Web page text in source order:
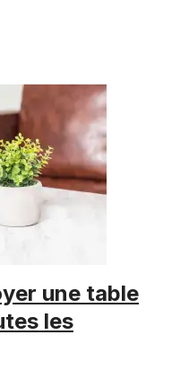
une table
les